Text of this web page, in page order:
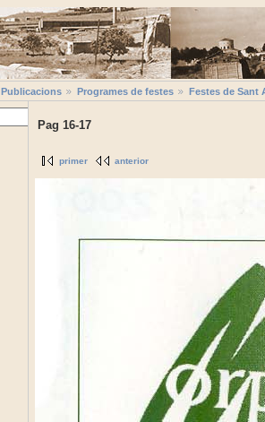
Publicacions Programes de festes Festes de Sant
Pag 16-17
primer anterior